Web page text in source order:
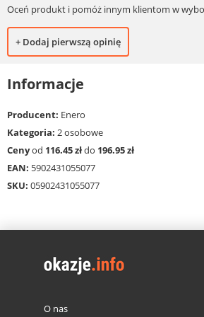
Oceń produkt i pomóż innym klientom w
+ Dodaj pierwszą opinię
Informacje
Producent: Enero
Kategoria: 2 osobowe
Cenyod 116.45 złdo 196.95 zł
EAN: 5902431055077
SKU: 05902431055077
O nas